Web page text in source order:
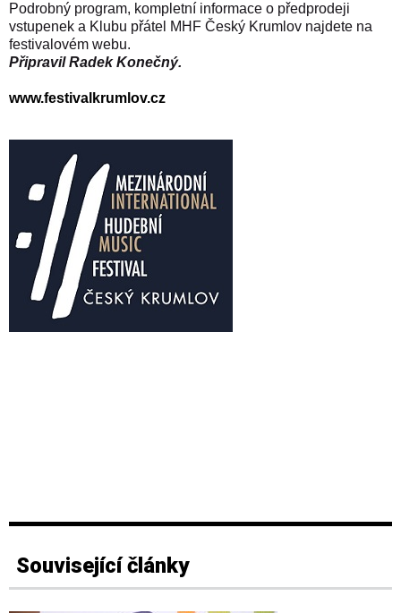
Podrobný program, kompletní informace o předprodeji
vstupenek a Klubu přátel MHF Český Krumlov najdete na
festivalovém webu.
Připravil Radek Konečný.
www.festivalkrumlov.cz
Související články